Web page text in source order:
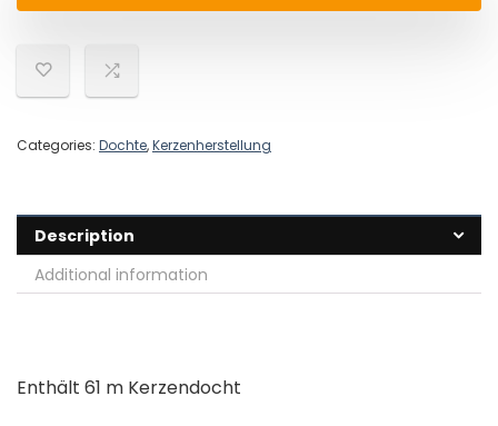
Categories: Dochte,Kerzenherstellung
Description
Additional information
Enthält 61 m Kerzendocht